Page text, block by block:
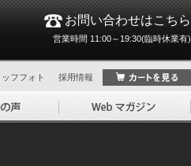
お問い合わせはこちら
営業時間 11:00～19:30(臨時休業有)
ッフフォト 採用情報